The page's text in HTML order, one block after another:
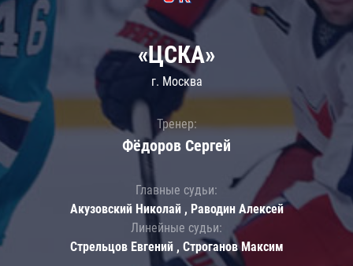
«ЦСКА»
г. Москва
Тренер:
Фёдоров Сергей
Главные судьи:
Акузовский Николай , Раводин Алексей
Линейные судьи:
Стрельцов Евгений , Строганов Максим